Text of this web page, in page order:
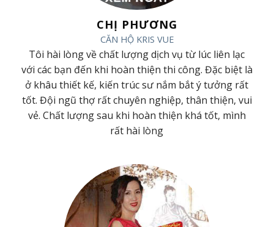
CHỊ PHƯƠNG
CĂN HỘ KRIS VUE
Tôi hài lòng về chất lượng dịch vụ từ lúc liên lạc
với các bạn đến khi hoàn thiện thi công. Đặc biệt là
ở khâu thiết kế, kiến trúc sư nắm bắt ý tưởng rất
tốt. Đội ngũ thợ rất chuyên nghiệp, thân thiện, vui
vẻ. Chất lượng sau khi hoàn thiện khá tốt, mình
rất hài lòng